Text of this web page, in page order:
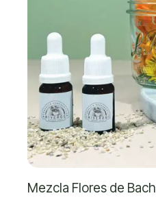
Mezcla Flores de Bach